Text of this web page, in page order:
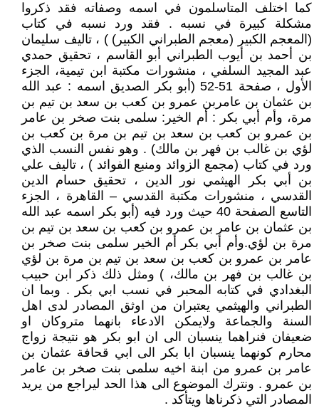
كما اختلف المتاسلمون في اسمه وصفاته فقد ذكروا
مشكلة كبيرة في نسبه . فقد ورد نسبه في كتاب
(المعجم الكبير (معجم الطبراني الكبير) ) ، تاليف سليمان
بن أحمد بن أيوب الطبراني أبو القاسم ، تحقيق حمدي
عبد المجيد السلفي ، منشورات مكتبة ابن تيمية، الجزء
الأول ، صفحة 51-52 (أبو بكر الصديق اسمه : عبد الله
بن عثمان بن عامربن عمرو بن كعب بن سعد بن تيم بن
مرة، وأم أبي بكر : أم الخير: سلمى بنت صخر بن عامر
بن عمرو بن كعب بن سعد بن تيم بن مرة بن كعب بن
لؤي بن غالب بن فهر بن مالك) . وهو نفس النسب الذي
ورد في كتاب (مجمع الزوائد ومنبع الفوائد ) ، تاليف علي
بن أبي بكر الهيثمي نور الدين ، تحقيق حسام الدين
القدسي ، منشورات مكتبة القدسي – القاهرة ، الجزء
التاسع الصفحة 40 حيث ورد فيه (أبو بكر اسمه عبد الله
بن عثمان بن عامر بن عمرو بن كعب بن سعد بن تيم بن
مرة بن لؤي‏.‏وأم أبي بكر أم الخير سلمى بنت صخر بن
عامر بن عمرو بن كعب بن سعد بن تيم بن مرة بن لؤي
بن غالب بن فهر بن مالك، ) ومثل ذلك ذكر ابن حبيب
البغدادي في كتابه المحبر في نسب ابي بكر . وبما ان
الطبراني والهيثمي يعتبران من اوثق المصادر لدى اهل
السنة والجماعة ولايمكن الادعاء بانهما متروكان او
ضعيفان فنراهما ينسبان الى ان ابو بكر هو نتيجة زواج
محارم كونهما ينسبان ابا بكر الى ابي قحافة عثمان بن
عامر بن عمرو من ابنة اخيه سلمى بنت صخر بن عامر
بن عمرو . ونترك الموضوع الى هذا الحد ليراجع من يريد
المصادر التي ذكرناها ويتأكد .